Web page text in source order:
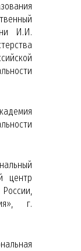
И.И.
центр
г.